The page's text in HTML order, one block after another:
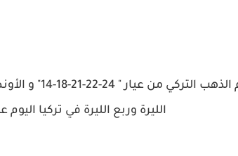
التركي من عيار
" 24-22-
الليرة وربع الليرة في تركيا اليوم